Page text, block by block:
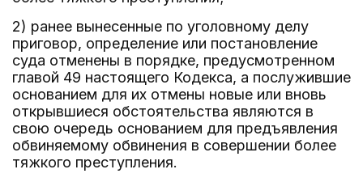
2) ранее вынесенные по уголовному делу
приговор, определение или постановление
суда отменены в порядке, предусмотренном
главой 49 настоящего Кодекса, а послужившие
основанием для их отмены новые или вновь
открывшиеся обстоятельства являются в
свою очередь основанием для предъявления
обвиняемому обвинения в совершении более
тяжкого преступления.